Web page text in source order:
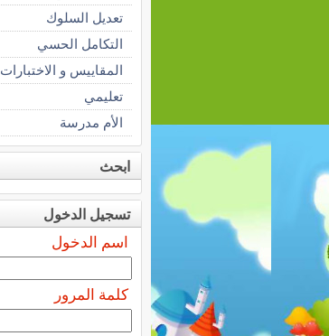
تعديل السلوك
التكامل الحسي
المقاييس و الاختبارات
تعليمي
الأم مدرسة
ابحث
تسجيل الدخول
اسم الدخول
كلمة المرور